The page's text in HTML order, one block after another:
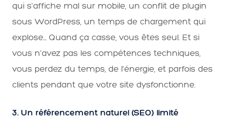
qui s'affiche mal sur mobile, un conflit de plugin
sous WordPress, un temps de chargement qui
explose... Quand ça casse, vous êtes seul. Et si
vous n'avez pas les compétences techniques,
vous perdez du temps, de l'énergie, et parfois des
clients pendant que votre site dysfonctionne.
3. Un référencement naturel (SEO) limité